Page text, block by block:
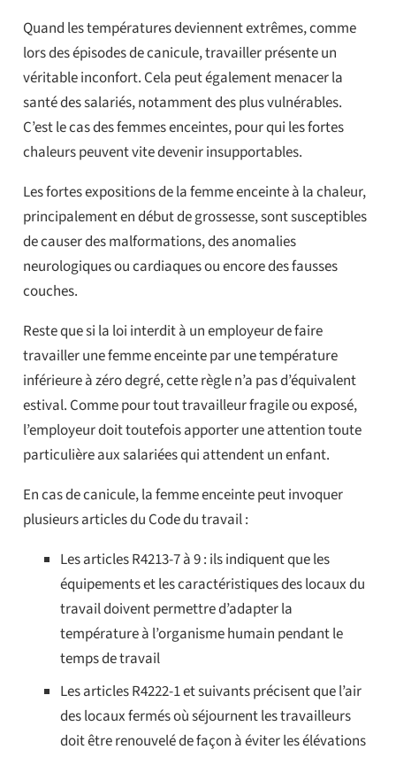
Quand les températures deviennent extrêmes, comme
lors des épisodes de canicule, travailler présente un
véritable inconfort. Cela peut également menacer la
santé des salariés, notamment des plus vulnérables.
C’est le cas des femmes enceintes, pour qui les fortes
chaleurs peuvent vite devenir insupportables.
Les fortes expositions de la femme enceinte à la chaleur,
principalement en début de grossesse, sont susceptibles
de causer des malformations, des anomalies
neurologiques ou cardiaques ou encore des fausses
couches.
Reste que si la loi interdit à un employeur de faire
travailler une femme enceinte par une température
inférieure à zéro degré, cette règle n’a pas d’équivalent
estival. Comme pour tout travailleur fragile ou exposé,
l’employeur doit toutefois apporter une attention toute
particulière aux salariées qui attendent un enfant.
En cas de canicule, la femme enceinte peut invoquer
plusieurs articles du Code du travail :
Les articles R4213-7 à 9 : ils indiquent que les
équipements et les caractéristiques des locaux du
travail doivent permettre d’adapter la
température à l’organisme humain pendant le
temps de travail
Les articles R4222-1 et suivants précisent que l’air
des locaux fermés où séjournent les travailleurs
doit être renouvelé de façon à éviter les élévations